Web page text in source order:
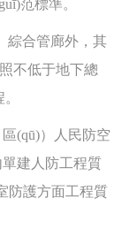
范標準。
合管廊外，其
不低于地下總
區(qū)）人民防空
建人防工程質
防護方面工程質